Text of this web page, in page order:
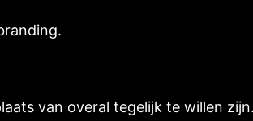
.
van overal tegelijk te willen